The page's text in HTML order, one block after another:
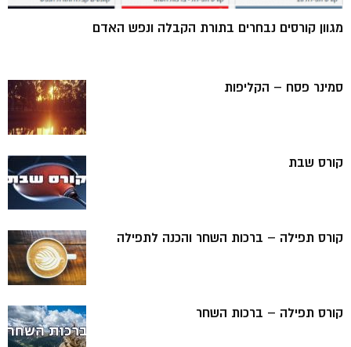
מגוון קורסים נבחרים בתורת הקבלה ונפש האדם
סמינר פסח – הקליפות
קורס שבת
קורס תפילה – ברכות השחר והכנה לתפילה
קורס תפילה – ברכות השחר